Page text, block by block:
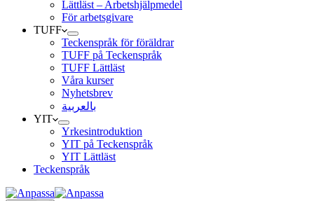
Lättläst – Arbetshjälpmedel
För arbetsgivare
TUFF
Teckenspråk för föräldrar
TUFF på Teckenspråk
TUFF Lättläst
Våra kurser
Nyhetsbrev
بالعربية
YIT
Yrkesintroduktion
YIT på Teckenspråk
YIT Lättläst
Teckenspråk